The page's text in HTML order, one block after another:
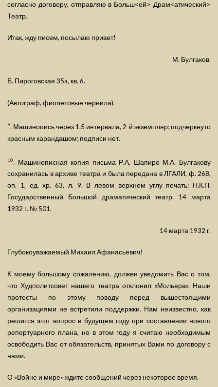
согласно договору, отправляю в Больш<ой> Драм<атический>
Театр.
Итак, жду писем, посылаю привет!
М. Булгаков.
Б. Пироговская 35a, кв. 6.
(Автограф, фиолетовые чернила).
9. Машинопись через 1.5 интервала, 2-й экземпляр; подчеркнуто
красным карандашом; подписи нет.
10. Машинописная копия письма Р.А. Шапиро М.А. Булгакову
сохранилась в архиве театра и была передана в ЛГАЛИ, ф. 268,
оп. 1, ед. хр. 63, л. 9. В левом верхнем углу печать: Н.К.П.
Государственный Большой драматический театр. 14 марта
1932 г. № 501.
14 марта 1932 г.
Глубокоуважаемый Михаил Афанасьевич!
К моему большому сожалению, должен уведомить Вас о том,
что Худполитсовет нашего театра отклонил «Мольера». Наши
протесты по этому поводу перед вышестоящими
организациями не встретили поддержки. Нам неизвестно, как
решится этот вопрос в будущем году при составлении нового
репертуарного плана, но в этом году я считаю необходимым
освободить Вас от обязательств, принятых Вами по договору с
нами.
О «Войне и мире» ждите сообщений через некоторое время.